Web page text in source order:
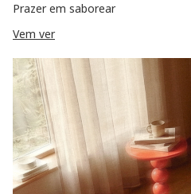
Prazer em saborear
Vem ver